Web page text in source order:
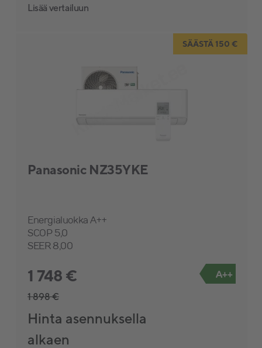
Lisää vertailuun
SÄÄSTÄ 150 €
Panasonic NZ35YKE
Energialuokka A++
SCOP 5,0
SEER 8,00
1 748 €
1 898 €
Hinta asennuksella
alkaen
A++